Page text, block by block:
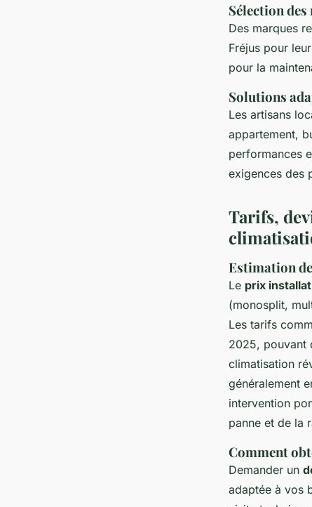
Sélection
Des marques
Fréjus pour
pour la
Solutions
Les artisans
appartement,
performances
exigences des
Tarifs,
Estimation
Le prix
(monosplit,
Les tarifs
2025, pouvant
climatisation
généralement
intervention
panne et de la
Comment
Demander un
adaptée à vos